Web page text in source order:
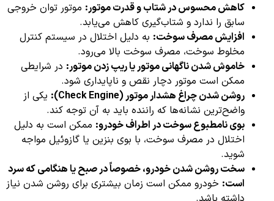
کاهش محسوس در شتاب و قدرت موتور: موتور توان خروجی
سابق را ندارد و شتاب‌گیری کاهش می‌یابد.
افزایش مصرف سوخت: به دلیل اختلال در سیستم کنترل
مخلوط سوخت، مصرف سوخت بالا می‌رود.
خاموش شدن ناگهانی موتور یا ریپ زدن موتور: در شرایطی
ممکن است موتور دچار نقص و ناپایداری شود.
روشن شدن چراغ هشدار موتور (Check Engine):
یکی از
واضح‌ترین نشانه‌ها که راننده باید به آن توجه کند.
بوی نامطبوع سوخت در اطراف خودرو: ممکن است به دلیل
اختلال در مصرف سوخت، با بوی بنزین یا گازوئیل مواجه
شوید.
سخت روشن شدن خودرو، خصوصاً در صبح یا هنگامی که سرد
است: خودرو ممکن است زمان بیشتری برای روشن شدن نیاز